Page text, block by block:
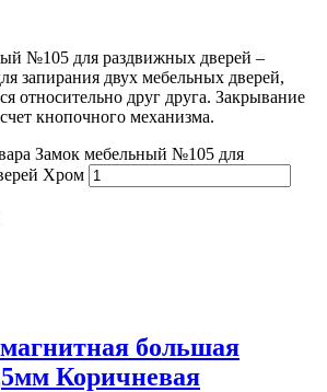
№105 для раздвижных дверей –
запирания двух мебельных дверей,
относительно друг друга. Закрывание
кнопочного механизма.
Замок мебельный №105 для
Хром
большая
Коричневая